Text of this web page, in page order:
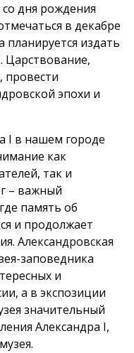
дня рождения
в декабре
планируется издать
Царствование,
провести
эпохи и
I в нашем городе
как
так и
– важный
память об
и продолжает
Александровская
заповедника
и
а в экспозиции
значительный
Александра I,